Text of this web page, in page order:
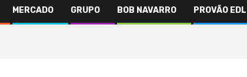
MERCADO GRUPO BOB NAVARRO PROVÃO EDL